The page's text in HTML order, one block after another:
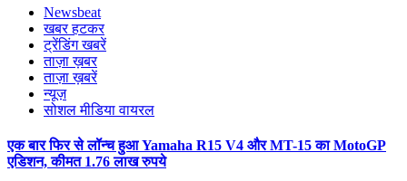
Newsbeat
खबर हटकर
ट्रेंडिंग खबरें
ताज़ा ख़बर
ताज़ा ख़बरें
न्यूज़
सोशल मीडिया वायरल
एक बार फिर से लॉन्च हुआ Yamaha R15 V4 और MT-15 का MotoGP
एडिशन, कीमत 1.76 लाख रुपये